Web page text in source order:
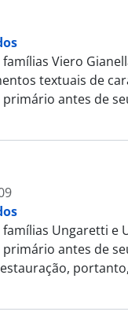
Viero
textuais de
antes de
Ungaretti e
antes de